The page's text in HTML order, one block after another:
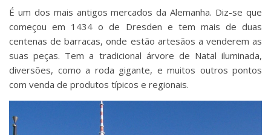
É um dos mais antigos mercados da Alemanha. Diz-se que
começou em 1434 o de Dresden e tem mais de duas
centenas de barracas, onde estão artesãos a venderem as
suas peças. Tem a tradicional árvore de Natal iluminada,
diversões, como a roda gigante, e muitos outros pontos
com venda de produtos típicos e regionais.